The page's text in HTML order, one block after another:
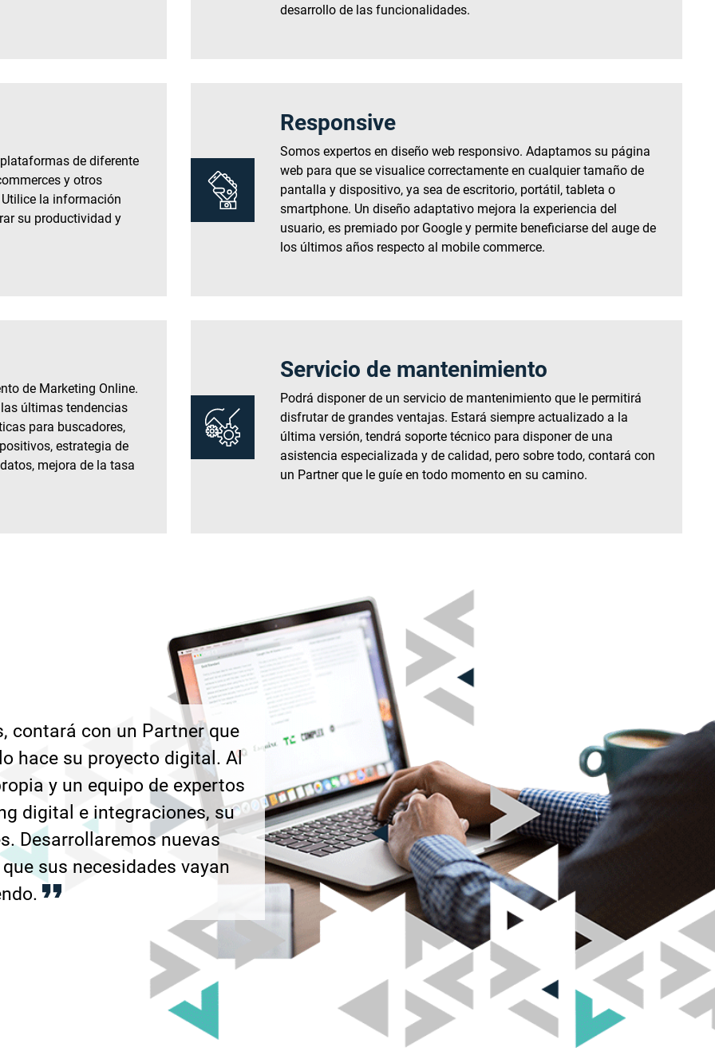
desarrollo de las funcionalidades.
de diferente
y otros
la información
su productividad y
Responsive
Somos expertos en diseño web responsivo. Adaptamos su página
web para que se visualice correctamente en cualquier tamaño de
pantalla y dispositivo, ya sea de escritorio, portátil, tableta o
smartphone. Un diseño adaptativo mejora la experiencia del
usuario, es premiado por Google y permite beneficiarse del auge de
los últimos años respecto al mobile commerce.
de Marketing Online.
últimas tendencias
para buscadores,
estrategia de
mejora de la tasa
Servicio de mantenimiento
Podrá disponer de un servicio de mantenimiento que le permitirá
disfrutar de grandes ventajas. Estará siempre actualizado a la
última versión, tendrá soporte técnico para disponer de una
asistencia especializada y de calidad, pero sobre todo, contará con
un Partner que le guíe en todo momento en su camino.
contará con un Partner que
hace su proyecto digital. Al
y un equipo de expertos
digital e integraciones, su
Desarrollaremos nuevas
sus necesidades vayan